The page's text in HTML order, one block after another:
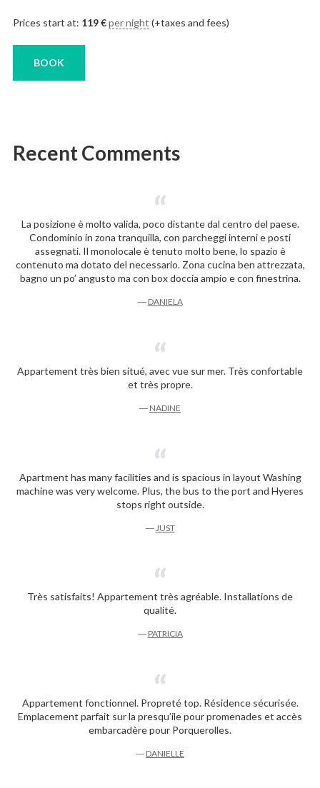
Prices start at: 119€ per night (+taxes and fees)
BOOK
Recent Comments
La posizione è molto valida, poco distante dal centro del paese.
Condominio in zona tranquilla, con parcheggi interni e posti
assegnati. Il monolocale è tenuto molto bene, lo spazio è
contenuto ma dotato del necessario. Zona cucina ben attrezzata,
bagno un po’ angusto ma con box doccia ampio e con finestrina.
― DANIELA
Appartement très bien situé, avec vue sur mer. Très confortable
et très propre.
― NADINE
Apartment has many facilities and is spacious in layout Washing
machine was very welcome. Plus, the bus to the port and Hyeres
stops right outside.
― JUST
Très satisfaits! Appartement très agréable. Installations de
qualité.
― PATRICIA
Appartement fonctionnel. Propreté top. Résidence sécurisée.
Emplacement parfait sur la presqu’ile pour promenades et accès
embarcadère pour Porquerolles.
― DANIELLE